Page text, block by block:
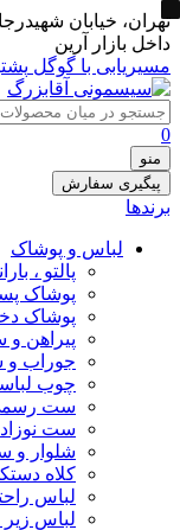
تهران، خيابان
داخل بازار آرین
مسیریابی با گوگل
0
منو
پیگیری سفارش
برندها
لباس و پوشاک
پالتو ،
پوشاک
پوشاک
پیراهن و
جوراب و
چوب
ست رسمی
ست
شلوار و
کلاه
لباس
لباس زیر